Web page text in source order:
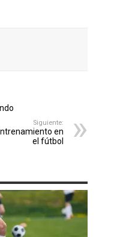
Siguiente:
en
el fútbol